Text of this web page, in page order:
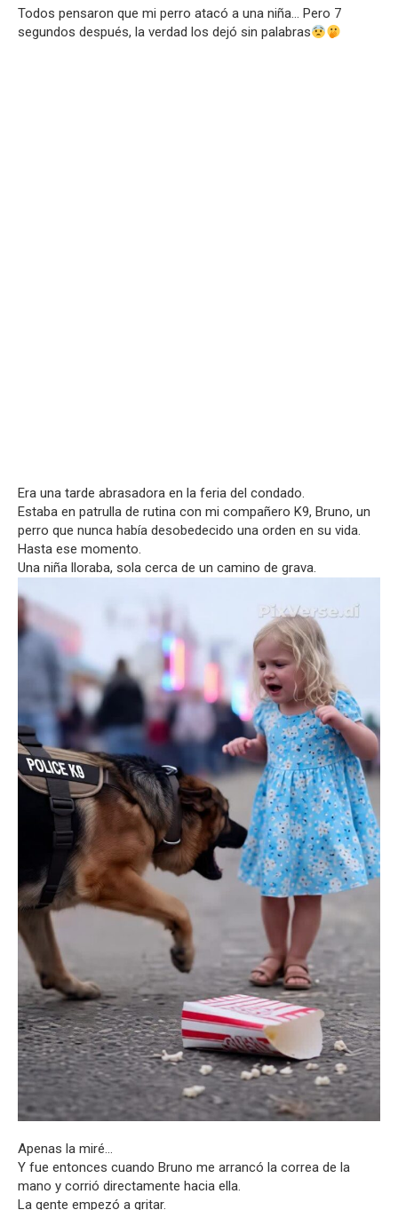
Todos pensaron que mi perro atacó a una niña… Pero 7
segundos después, la verdad los dejó sin palabras
Era una tarde abrasadora en la feria del condado.
Estaba en patrulla de rutina con mi compañero K9, Bruno, un
perro que nunca había desobedecido una orden en su vida.
Hasta ese momento.
Una niña lloraba, sola cerca de un camino de grava.
Apenas la miré…
Y fue entonces cuando Bruno me arrancó la correa de la
mano y corrió directamente hacia ella.
La gente empezó a gritar.